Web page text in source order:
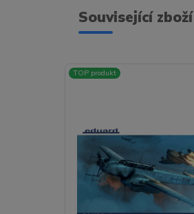
Související zboží
TOP produkt